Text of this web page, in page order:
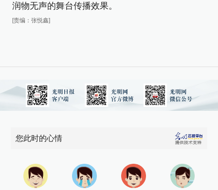
润物无声的舞台传播效果。
[责编：张悦鑫]
您此时的心情